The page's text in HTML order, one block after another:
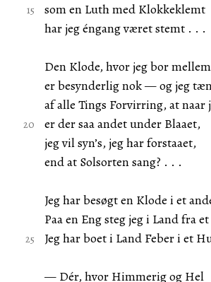
som en Luth med Klokkeklemt
har jeg éngang været stemt . . .
Den Klode, hvor jeg bor
er besynderlig nok — og jeg
af alle Tings Forvirring, at
er der saa andet under Blaaet,
jeg vil syn’s, jeg har forstaaet,
end at Solsorten sang? . . .
Jeg har besøgt en Klode i et
Paa en Eng steg jeg i Land fra
Jeg har boet i Land Feber i et
— Dér, hvor Himmerig og Hel